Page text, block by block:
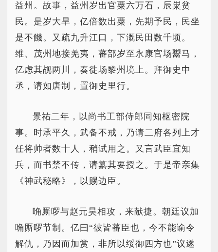
益州。故事，益州岁出官粟六万石，辰粜贫
民。是岁大旱，亿倍数出粟，先期予民，民坐
是不饑。又疏九升江口，下溉民田数千顷。
维、茂州地接羌夷，蕃部岁至永康官场鬻马，
亿虑其觇两川，奏徙场黎州境上。拜御史中
丞，请如唐制，置御史里行。
景祐二年，以尚书工部侍郎同知枢密院
事。时承平久，武备不戒，乃请二府各列上才
任将帅者数十人，稍试用之。又言武臣宜知
兵，而书禁不传，请纂其要授之。于是帝亲集
《神武秘略》，以赐边臣。
唃厮啰与赵元昊相攻，来献捷。朝廷议加
唃厮啰节制。亿曰“彼皆蕃臣也，今不能谕令
解仇，乃因而加赏，非所以绥御四方也”议遂